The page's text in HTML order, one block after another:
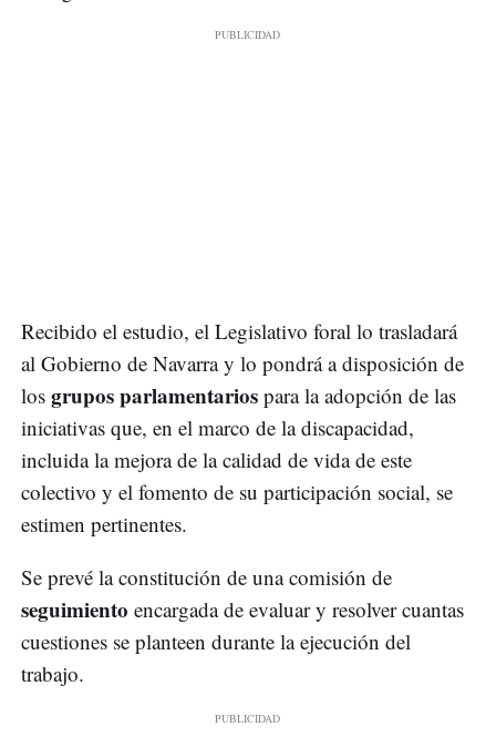
Recibido el estudio, el Legislativo foral lo trasladará
al Gobierno de Navarra y lo pondrá a disposición de
los grupos parlamentarios para la adopción de las
iniciativas que, en el marco de la discapacidad,
incluida la mejora de la calidad de vida de este
colectivo y el fomento de su participación social, se
estimen pertinentes.
Se prevé la constitución de una comisión de
seguimiento encargada de evaluar y resolver cuantas
cuestiones se planteen durante la ejecución del
trabajo.